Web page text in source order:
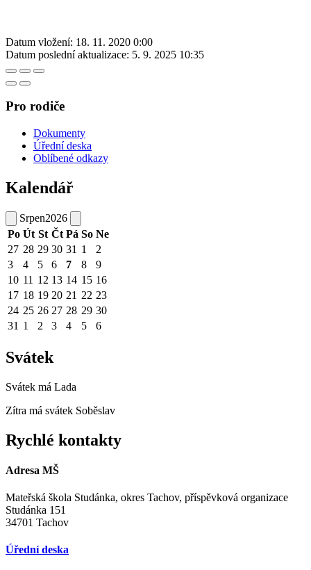
Datum vložení: 18. 11. 2020 0:00
Datum poslední aktualizace: 5. 9. 2025 10:35
Pro rodiče
Dokumenty
Úřední deska
Oblíbené odkazy
Kalendář
Srpen2026
Po Út St Čt Pá So Ne
27 28 29 30 31 1
2
3
4 5 6 7 8
9
10 11 12 13 14 15 16
17 18 19 20 21 22 23
24 25 26 27 28 29 30
31 1 2 3 4 5 6
Svátek
Svátek má Lada
Zítra má svátek Soběslav
Rychlé kontakty
Adresa MŠ
Mateřská škola Studánka, okres Tachov, příspěvková organizace
Studánka 151
34701 Tachov
Úřední deska